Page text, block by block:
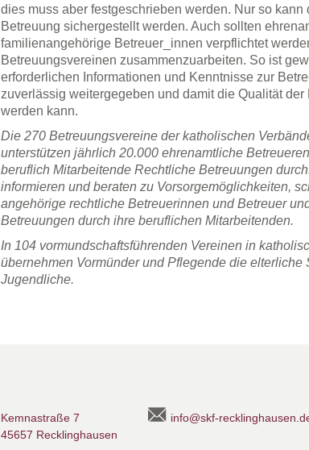
dies muss aber festgeschrieben werden. Nur so kann
Betreuung sichergestellt werden. Auch sollten
familienangehörige Betreuer_innen verpflichtet
Betreuungsvereinen zusammenzuarbeiten. So ist
erforderlichen Informationen und Kenntnisse zur
zuverlässig weitergegeben und damit die Qualität
werden kann.
Die 270 Betreuungsvereine der katholischen
unterstützen jährlich 20.000 ehrenamtliche
beruflich Mitarbeitende Rechtliche Betreuungen
informieren und beraten zu Vorsorgemöglichkeiten,
angehörige rechtliche Betreuerinnen und Betreuer
Betreuungen durch ihre beruflichen Mitarbeitenden.
In 104 vormundschaftsführenden Vereinen in
übernehmen Vormünder und Pflegende die elterliche
Jugendliche.
Kemnastraße 7
45657 Recklinghausen
info@skf-